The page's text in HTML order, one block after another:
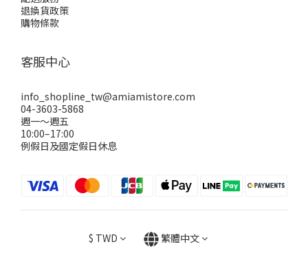
退換貨政策
購物條款
客服中心
info_shopline_tw@amiamistore.com
04-3603-5868
週一～週五
10:00–17:00
例假日及國定假日休息
$ TWD 繁體中文